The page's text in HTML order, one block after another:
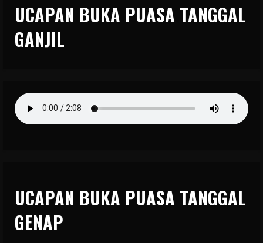
UCAPAN BUKA PUASA TANGGAL
GANJIL
UCAPAN BUKA PUASA TANGGAL
GENAP